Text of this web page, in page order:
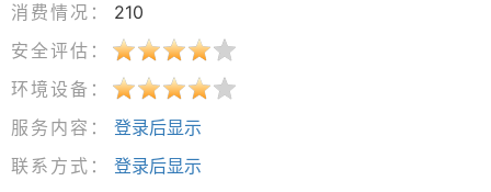
消费情况：
210
安全评估：
环境设备：
服务内容：
登录后显示
联系方式：
登录后显示